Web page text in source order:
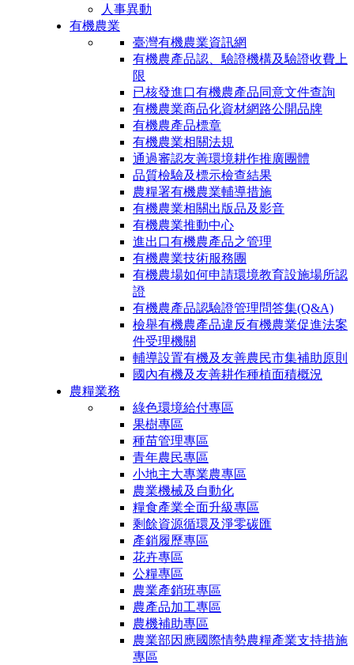
人事異動
有機農業
臺灣有機農業資訊網
有機農產品認、驗證機構及驗證收費上
限
已核發進口有機農產品同意文件查詢
有機農業商品化資材網路公開品牌
有機農產品標章
有機農業相關法規
通過審認友善環境耕作推廣團體
品質檢驗及標示檢查結果
農糧署有機農業輔導措施
有機農業相關出版品及影音
有機農業推動中心
進出口有機農產品之管理
有機農業技術服務團
有機農場如何申請環境教育設施場所認
證
有機農產品認驗證管理問答集(Q&A)
檢舉有機農產品違反有機農業促進法案
件受理機關
輔導設置有機及友善農民市集補助原則
國內有機及友善耕作種植面積概況
農糧業務
綠色環境給付專區
果樹專區
種苗管理專區
青年農民專區
小地主大專業農專區
農業機械及自動化
糧食產業全面升級專區
剩餘資源循環及淨零碳匯
產銷履歷專區
花卉專區
公糧專區
農業產銷班專區
農產品加工專區
農機補助專區
農業部因應國際情勢農糧產業支持措施
專區